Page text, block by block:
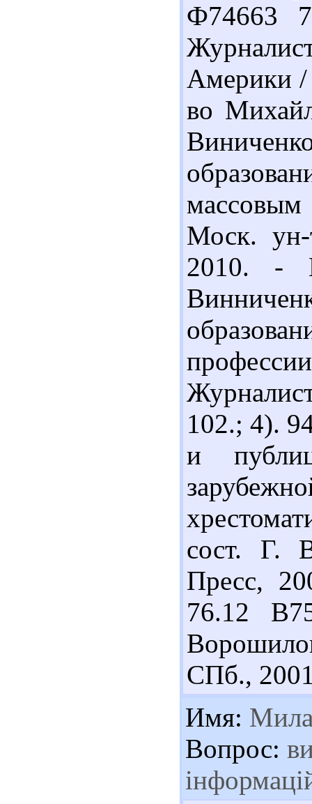
Ф74663
Америки
во
Моск.
2010.
102.; 4).
и
сост. Г.
Пресс,
76.12
СПб.,
Имя:
Вопрос: